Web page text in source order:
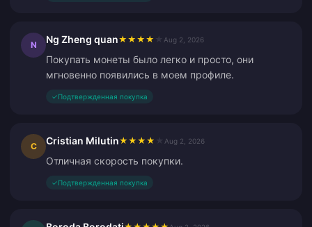
N Ng Zheng quan★ ★ ★ ★ Aug 2, 2026
Покупать монеты было легко и просто, они
мгновенно появились в моем профиле.
✓Подтвержденная покупка
C Cristian Milutin★ ★ ★ ★ Aug 2, 2026
Отличная скорость покупки.
✓Подтвержденная покупка